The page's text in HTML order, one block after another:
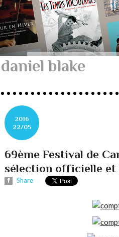
daniel blake
2016
22/05
69ème Festival de
sélection officielle et
Share